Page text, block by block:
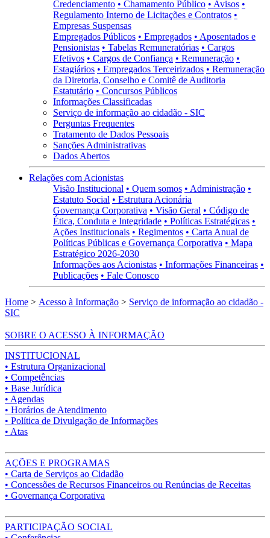
Credenciamento • Chamamento Público • Avisos •
Regulamento Interno de Licitações e Contratos •
Empresas Suspensas
Empregados Públicos • Empregados • Aposentados e
Pensionistas • Tabelas Remuneratórias • Cargos
Efetivos • Cargos de Confiança • Remuneração •
Estagiários • Empregados Terceirizados • Remuneração
da Diretoria, Conselho e Comitê de Auditoria
Estatutário • Concursos Públicos
Informações Classificadas
Serviço de informação ao cidadão - SIC
Perguntas Frequentes
Tratamento de Dados Pessoais
Sanções Administrativas
Dados Abertos
Relações com Acionistas
Visão Institucional • Quem somos • Administração •
Estatuto Social • Estrutura Acionária
Governança Corporativa • Visão Geral • Código de
Ética, Conduta e Integridade • Políticas Estratégicas •
Ações Institucionais • Regimentos • Carta Anual de
Políticas Públicas e Governança Corporativa • Mapa
Estratégico 2026-2030
Informações aos Acionistas • Informações Financeiras •
Publicações • Fale Conosco
Home > Acesso à Informação > Serviço de informação ao cidadão -
SIC
SOBRE O ACESSO À INFORMAÇÃO
INSTITUCIONAL
• Estrutura Organizacional
• Competências
• Base Jurídica
• Agendas
• Horários de Atendimento
• Política de Divulgação de Informações
• Atas
AÇÕES E PROGRAMAS
• Carta de Serviços ao Cidadão
• Concessões de Recursos Financeiros ou Renúncias de Receitas
• Governança Corporativa
PARTICIPAÇÃO SOCIAL